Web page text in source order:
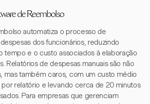
de Reembolso
automatiza o processo de
dos funcionários, reduzindo
tempo e o custo associados à elaboração
Relatórios de despesas manuais são não
mas também caros, com um custo médio
relatório e levando cerca de 20 minutos
Para empresas que gerenciam